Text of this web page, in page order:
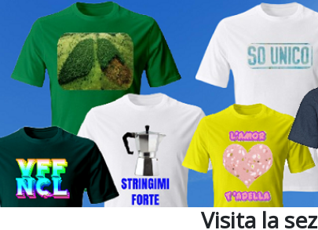
Visita la